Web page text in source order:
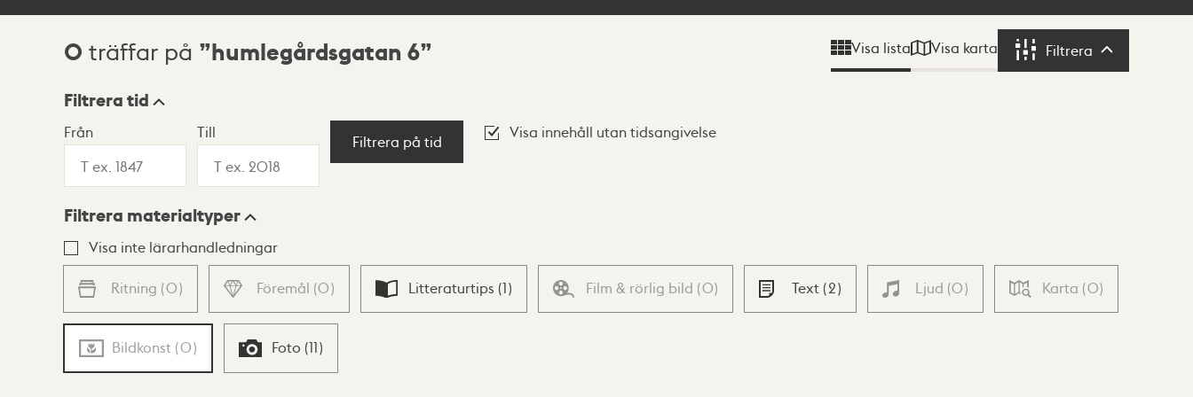
Sökresultat
0 träffar på humlegårdsgatan 6 Visa lista Visa karta Filtrera Filtrera
Visningsläge
Lista Karta
Filtrera tid
Från Till
Filtrera på tid
Visa innehåll utan tidsangivelse
Filtrera materialtyper
Visa inte lärarhandledningar
Ritning (0) Föremål (0) Litteraturtips (1) Film & rörlig bild (0) Text (2) Ljud (0) Karta (0)
Bildkonst (0) Foto (11)